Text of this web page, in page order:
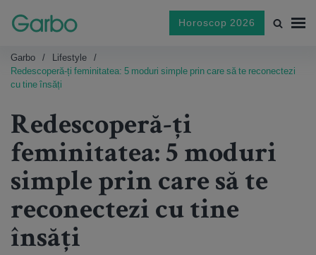
Horoscop 2026
Garbo
Lifestyle
Redescoperă-ți feminitatea: 5 moduri simple prin care să te reconectezi
cu tine însăți
Redescoperă-ți
feminitatea: 5 moduri
simple prin care să te
reconectezi cu tine
însăți